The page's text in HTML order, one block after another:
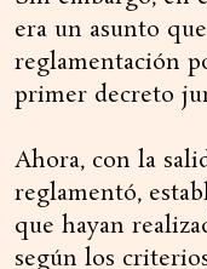
era un asunto
reglamentación
primer decreto
Ahora, con la
reglamentó,
que hayan
según los